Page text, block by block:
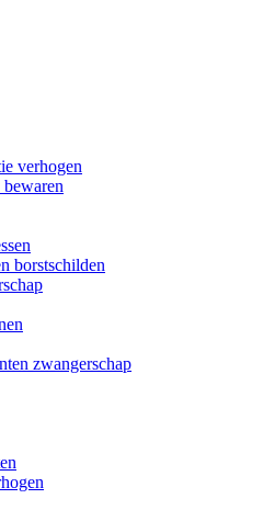
verhogen
borstschilden
zwangerschap